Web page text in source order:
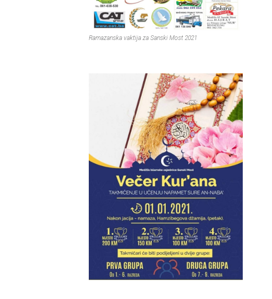
Ramazanska vaktija za Sanski Most 2021